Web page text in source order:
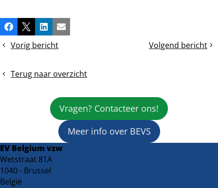
Deel
dit
bericht
Facebook
X LinkedInE-mail
Vorig bericht
Opinie:
kerncentrales
Volgend bericht
Reactie
het
Vlaamse
regeerakkoord:
Gemiste
kansen
Terug naar overzicht
Vragen? Contacteer ons!
Meer info over BEVS
EV Belgium vzw
Wetstraat 81A
1040 - Brussel
België